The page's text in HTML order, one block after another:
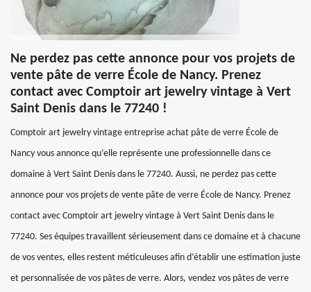
Ne perdez pas cette annonce pour vos projets de
vente pâte de verre École de Nancy. Prenez
contact avec Comptoir art jewelry vintage à Vert
Saint Denis dans le 77240 !
Comptoir art jewelry vintage entreprise achat pâte de verre École de
Nancy vous annonce qu’elle représente une professionnelle dans ce
domaine à Vert Saint Denis dans le 77240. Aussi, ne perdez pas cette
annonce pour vos projets de vente pâte de verre École de Nancy. Prenez
contact avec Comptoir art jewelry vintage à Vert Saint Denis dans le
77240. Ses équipes travaillent sérieusement dans ce domaine et à chacune
de vos ventes, elles restent méticuleuses afin d’établir une estimation juste
et personnalisée de vos pâtes de verre. Alors, vendez vos pâtes de verre